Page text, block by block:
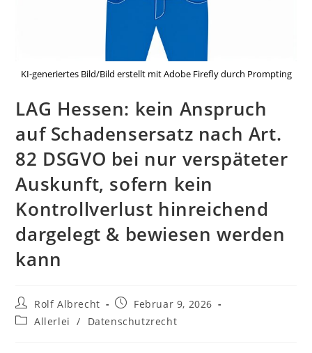
KI-generiertes Bild/Bild erstellt mit Adobe Firefly durch Prompting
LAG Hessen: kein Anspruch
auf Schadensersatz nach Art.
82 DSGVO bei nur verspäteter
Auskunft, sofern kein
Kontrollverlust hinreichend
dargelegt & bewiesen werden
kann
Beitrags-
Autor:
Rolf Albrecht
Beitrag
veröffentlicht:
Februar 9, 2026
Beitrags-
Allerlei / Datenschutzrecht